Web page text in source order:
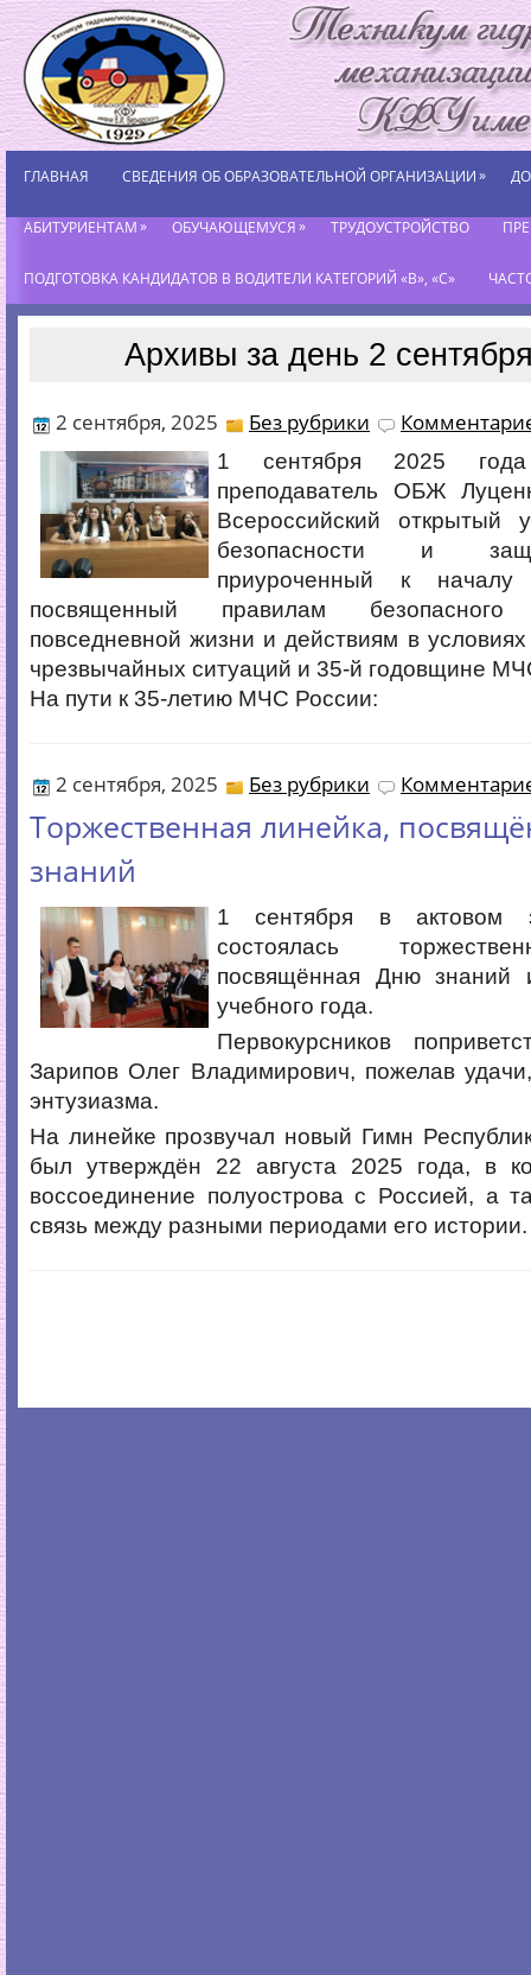
ГЛАВНАЯ СВЕДЕНИЯ ОБ ОБРАЗОВАТЕЛЬНОЙ ОРГАНИЗАЦИИ»
АБИТУРИЕНТАМ» ОБУЧАЮЩЕМУСЯ» ТРУДОУСТРОЙСТВО
ПОДГОТОВКА КАНДИДАТОВ В ВОДИТЕЛИ КАТЕГОРИЙ «В», «С»
Архивы за день 2
2 сентября, 2025 Без рубрики
1 сентября 2025
преподаватель ОБЖ
Всероссийский открытый
безопасности и
приуроченный к началу
посвященный правилам
повседневной жизни и действиям в
чрезвычайных ситуаций и 35-й годовщине
На пути к 35-летию МЧС России:
2 сентября, 2025 Без рубрики
Торжественная линейка,
знаний
1 сентября в актовом
состоялась
посвящённая Дню знаний
учебного года.
Первокурсников
Зарипов Олег Владимирович, пожелав
энтузиазма.
На линейке прозвучал новый Гимн
был утверждён 22 августа 2025 года, в
воссоединение полуострова с Россией, а
связь между разными периодами его истории.